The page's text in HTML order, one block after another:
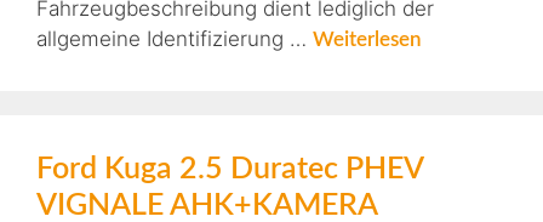
Fahrzeugbeschreibung dient lediglich der
allgemeine Identifizierung … Weiterlesen
Ford Kuga 2.5 Duratec PHEV
VIGNALE AHK+KAMERA